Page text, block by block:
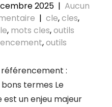
2025 | Aucun
| cle,cles,
, mots cles,outils
,outils
référencement :
termes Le
un enjeu majeur